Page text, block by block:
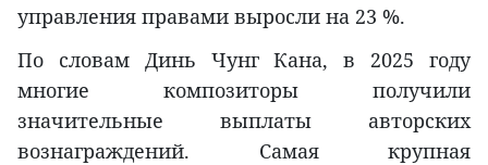
управления правами выросли на 23 %.
По словам Динь Чунг Кана, в 2025 году
многие композиторы получили
значительные выплаты авторских
вознаграждений. Самая крупная